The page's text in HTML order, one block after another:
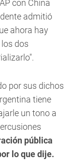
con China
admitió
ahora hay
dos
por sus dichos
tiene
un tono a
pública
lo que dije.